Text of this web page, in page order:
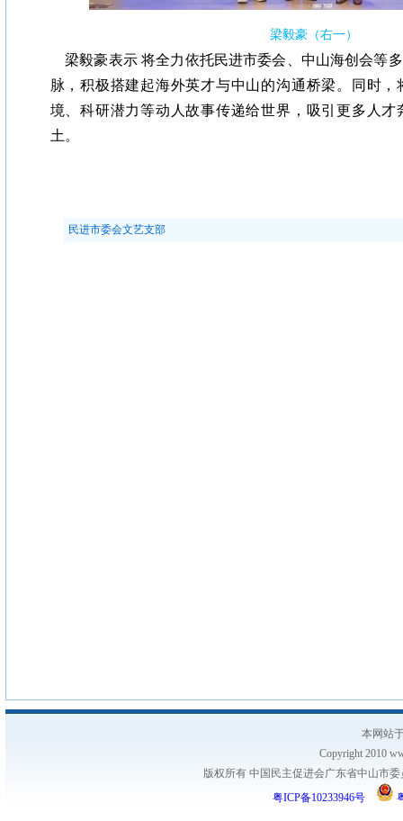
梁毅豪（右一）
梁毅豪表示 将全力依托民进市委会、中山海创会等
脉，积极搭建起海外英才与中山的沟通桥梁。同时
境、科研潜力等动人故事传递给世界，吸引更多人
土。
民进市委会文艺支部
本网站
Copyright 2010
版权所有 中国民主促进会广东省中山市
粤ICP备10233946号